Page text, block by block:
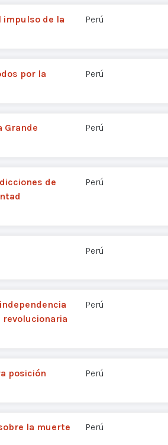
impulso de la
Perú
por la
Perú
Grande Perú
de
Perú
Perú
revolucionaria
Perú
posición Perú
la muerte Perú